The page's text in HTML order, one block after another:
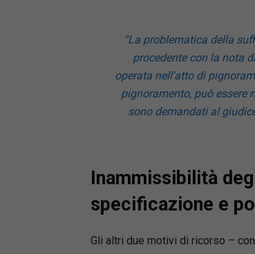
“La problematica della
procedente con la nota
operata nell’atto di
pignoramento, può essere
sono demandati al
Inammissibilità
specificazione e
Gli altri due motivi di ricorso –